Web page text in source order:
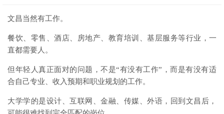
文昌当然有工作。
餐饮、零售、酒店、房地产、教育培训、基层服务等行业，一
直都需要人。
但年轻人真正面对的问题，不是“有没有工作”，而是有没有适
合自己专业、收入预期和职业规划的工作。
大学学的是设计、互联网、金融、传媒、外语，回到文昌后，